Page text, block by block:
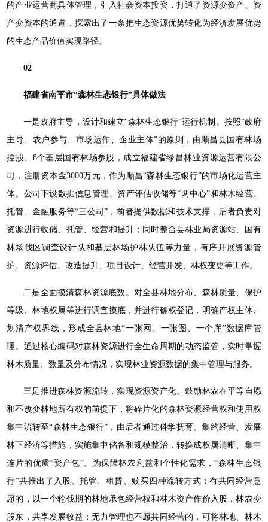
的产业运营商具体管理，引入社会资本投资，打通了资源变资产、资
产变资本的通道，探索出了一条把生态资源优势转化为经济发展优势
的生态产品价值实现路径。
02
福建省南平市“森林生态银行”具体做法
一是政府主导，设计和建立“森林生态银行”运行机制。按照“政府
主导、农户参与、市场运作、企业主体”的原则，由顺昌县国有林场
控股、8个基层国有林场参股，成立福建省绿昌林业资源运营有限公
司，注册资本金3000万元，作为顺昌“森林生态银行”的市场化运营主
体。公司下设数据信息管理、资产评估收储等“两中心”和林木经营、
托管、金融服务等“三公司”，前者提供数据和技术支撑，后者负责对
资源进行收储、托管、经营和提升；同时整合县林业局资源站、国有
林场伐区调查设计队和基层林场护林队伍等力量，有序开展资源管
护、资源评估、改造提升、项目设计、经营开发、林权变更等工作。
二是全面摸清森林资源底数。对全县林地分布、森林质量、保护
等级、林地权属等进行调查摸底，并进行确权登记，明确产权主体、
划清产权界线，形成全县林地“一张网、一张图、一个库”数据库管
理。通过核心编码对森林资源进行全生命周期的动态监管，实时掌握
林木质量、数量及分布情况，实现林业资源数据的集中管理与服务。
三是推进森林资源流转，实现资源资产化。鼓励林农在平等自愿
和不改变林地所有权的前提下，将碎片化的森林资源经营权和使用权
集中流转至“森林生态银行”，由后者通过科学抚育、集约经营、发展
林下经济等措施，实施集中储备和规模整治，转换成权属清晰、集中
连片的优质“资产包”。为保障林农利益和个性化需求，“森林生态银
行”共推出了入股、托管、租赁、赎买四种流转方式：有共同经营意
愿的，以一个轮伐期的林地承包经营权和林木资产作价入股，林农变
股东，共享发展收益；无力管理也不愿共同经营的，可将林地、林木